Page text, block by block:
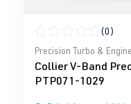
Note moyenne de 0
(0)
Precision Turbo & Engine
Collier V-Band
PTP071-1029